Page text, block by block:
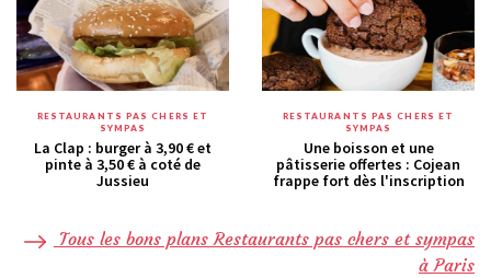
RESTAURANTS PAS CHERS ET
SYMPAS
La Clap : burger à 3,90 € et
pinte à 3,50 € à coté de
Jussieu
RESTAURANTS PAS CHERS ET
SYMPAS
Une boisson et une
pâtisserie offertes : Cojean
frappe fort dès l'inscription
Tous les bons plans Restaurants pas chers et sympas
à Paris